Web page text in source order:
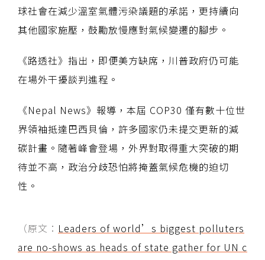
球社會在減少溫室氣體污染議題的承諾，更持續向
其他國家施壓，鼓勵放慢應對氣候變遷的腳步。
《路透社》指出，即便美方缺席，川普政府仍可能
在場外干擾談判進程。
《Nepal News》報導，本屆 COP30 僅有數十位世
界領袖抵達巴西貝倫，許多國家仍未提交更新的減
碳計畫。隨著峰會登場，外界對取得重大突破的期
待並不高，政治分歧恐怕將掩蓋氣候危機的迫切
性。
（原文： Leaders of world’s biggest polluters
are no-shows as heads of state gather for UN c